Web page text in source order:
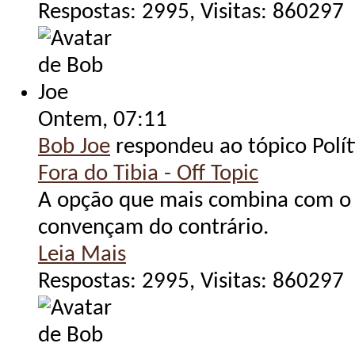
Respostas: 2995, Visitas: 860297
Ontem, 07:11
Bob Joe respondeu ao tópico
Fora do Tibia - Off Topic
A opção que mais combina com
convençam do contrário.
Leia Mais
Respostas: 2995, Visitas: 860297